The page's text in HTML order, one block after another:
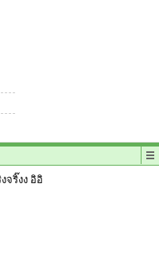
จริ๊งง อิอิ